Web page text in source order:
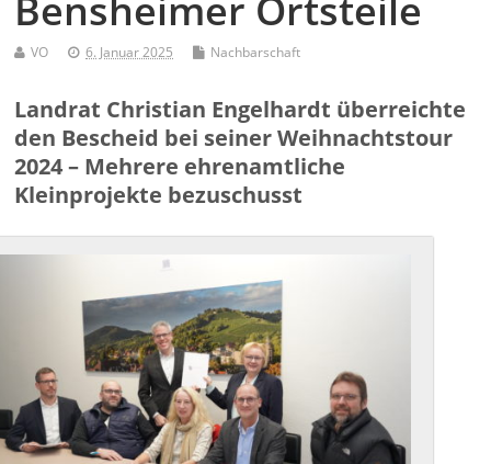
VO 6. Januar 2025 Nachbarschaft
Landrat Christian Engelhardt überreichte
den Bescheid bei seiner Weihnachtstour
2024 – Mehrere ehrenamtliche
Kleinprojekte bezuschusst